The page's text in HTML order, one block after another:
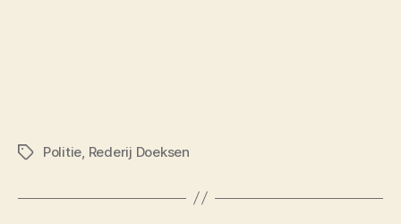
TagsPolitie, Rederij Doeksen